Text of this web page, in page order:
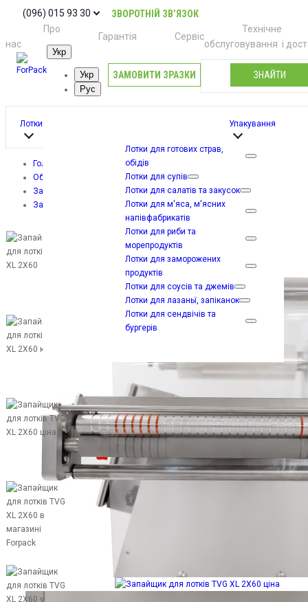
(096) 015 93 30
ЗВОРОТНІЙ ЗВ’ЯЗОК
Про
нас
Гарантія Сервіс
Технічне
обслуговування і
Укр
Укр
Рус
ЗАМОВИТИ ЗРАЗКИ ЗНАЙТИ
Лотки
Лотки для готових страв,
обідів
Лотки для супів
Лотки для салатів та закусок
Лотки для м'яса, м'ясних
напівфабрикатів
Лотки для риби та
морепродуктів
Лотки для заморожених
продуктів
Лотки для соусів та джемів
Лотки для лазаньї, запіканок
Лотки для сендвічів та
бургерів
Упакування
Головна
Обладнання
Запайщики лотків (трейсилери)
Запайщик для лотків TVG XL 2X60